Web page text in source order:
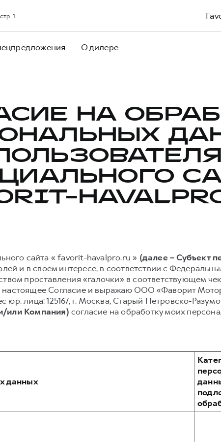
1
О дилере
НА
сайта « favorit-havalpro.ru » (далее – Субъект
и в своем интересе, в соответствии с
проставления «галочки» в соответствующем
Согласие и выражаю ООО «Фаворит
юр. лица: 125167, г. Москва, Старый Петровско-
или Компания) согласие на обработку моих
данных